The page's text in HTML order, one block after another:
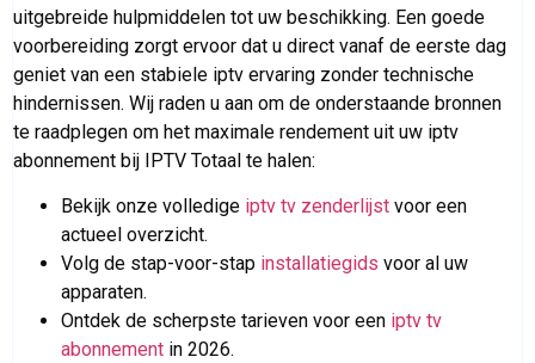
uitgebreide hulpmiddelen tot uw beschikking. Een goede
voorbereiding zorgt ervoor dat u direct vanaf de eerste dag
geniet van een stabiele iptv ervaring zonder technische
hindernissen. Wij raden u aan om de onderstaande bronnen
te raadplegen om het maximale rendement uit uw iptv
abonnement bij IPTV Totaal te halen:
Bekijk onze volledige iptv tv zenderlijst voor een
actueel overzicht.
Volg de stap-voor-stap installatiegids voor al uw
apparaten.
Ontdek de scherpste tarieven voor een iptv tv
abonnement in 2026.